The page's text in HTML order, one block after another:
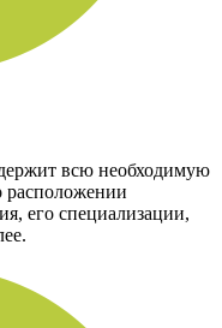
всю необходимую
его специализации,